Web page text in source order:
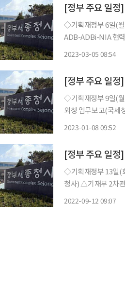
[정부 주요 일
◇기획재정부 6일(월) △부총리 08:00 비상경제장관회의(서울청사) △기재부 1차관 09:30
ADB-ADBi-NIA 협
2023-03-05 08:54
[정부 주요 일
◇기획재정부 9일(월) △부총리 14:00 외청 업무보고(국세청, 조달청) △기재부 1차관 14:00
외청 업무보고(국세청, 조달청) △기재부 2차관 15:00 외
2023-01-08 09:52
[정부 주요 일
◇기획재정부 13일(화) △부총리 08:30 비상경제장관회의(서울청사), 10:00 국무회의(서울
청사) △기재부 2차관 09:30 재정준칙 도입방안 및 예타제도 개편방안 브리핑(서울청사) △
2022-09-12 09:07